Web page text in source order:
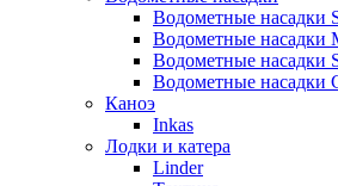
Водометные насадки
Водометные насадки
Водометные насадки
Водометные насадки
Каноэ
Inkas
Лодки и катера
Linder